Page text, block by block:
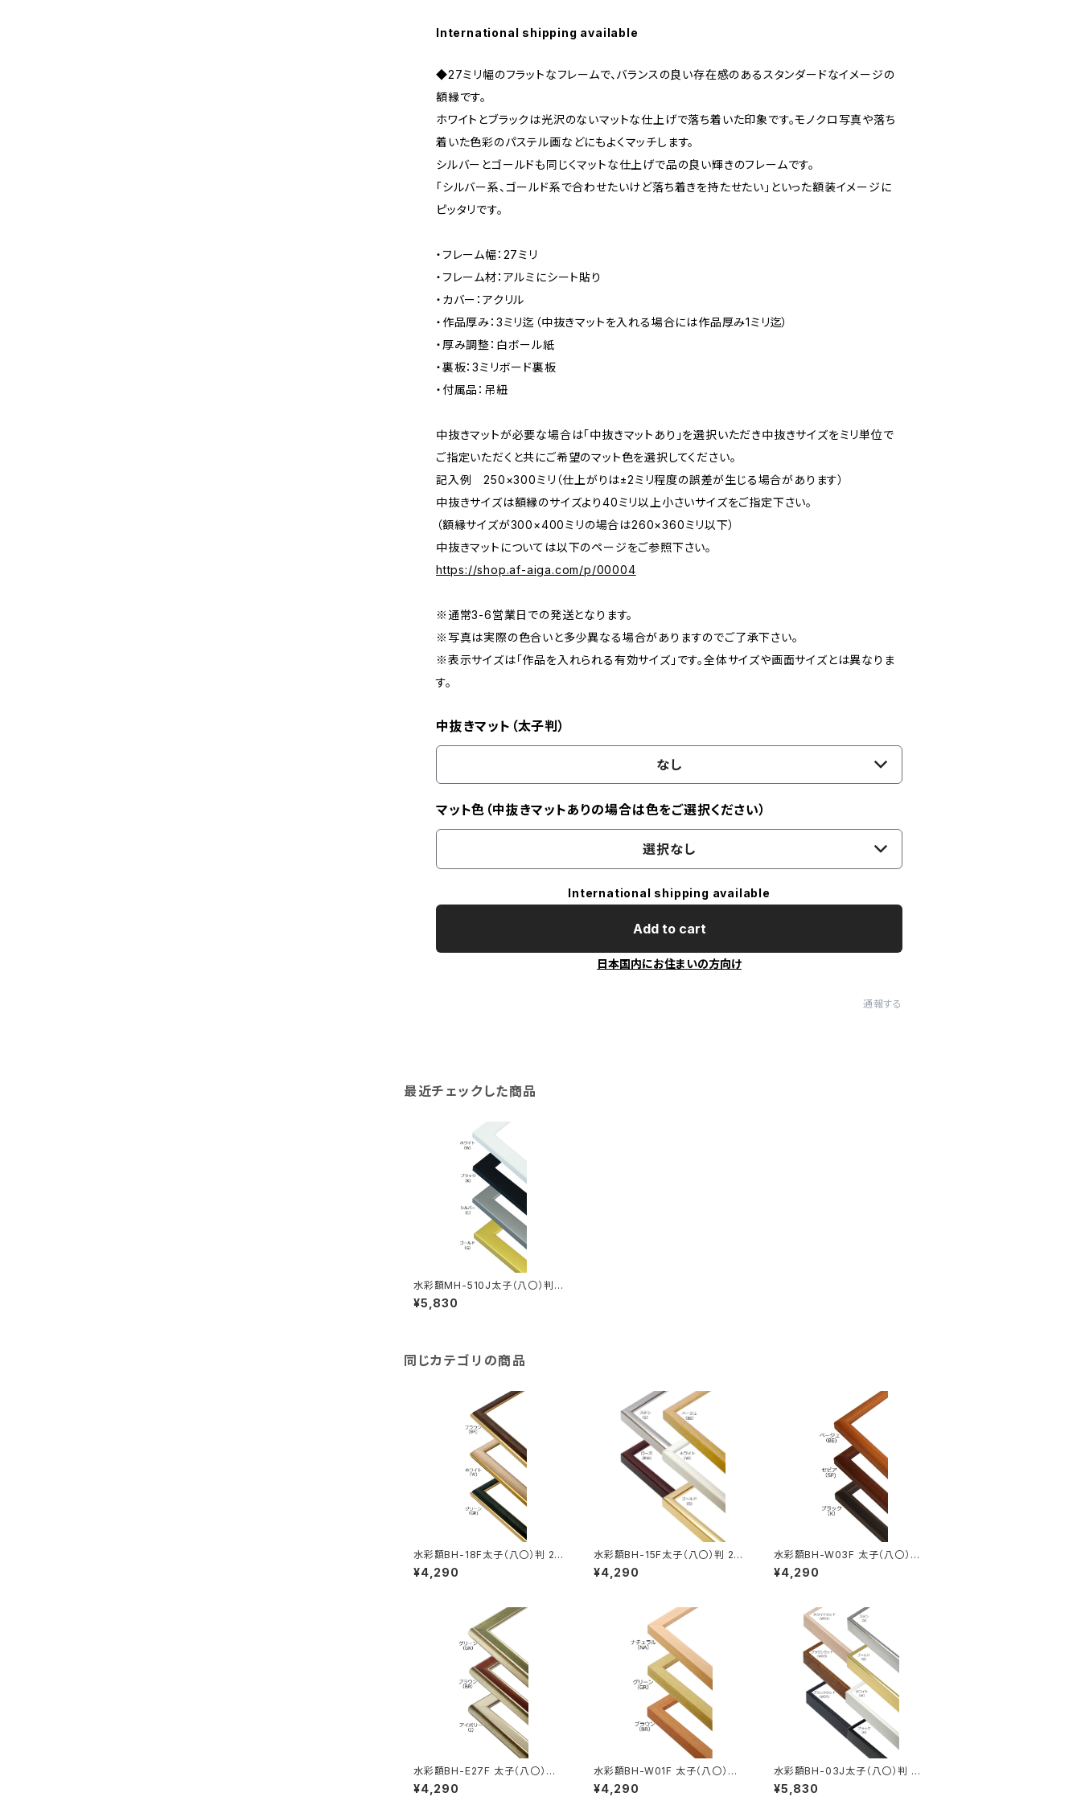
International shipping available
◆27ミリ幅のフラットなフレームで、バランスの良い存在感のあるスタンダードなイメージの
額縁です。
ホワイトとブラックは光沢のないマットな仕上げで落ち着いた印象です。モノクロ写真や落ち
着いた色彩のパステル画などにもよくマッチします。
シルバーとゴールドも同じくマットな仕上げで品の良い輝きのフレームです。
「シルバー系、ゴールド系で合わせたいけど落ち着きを持たせたい」といった額装イメージに
ピッタリです。
・フレーム幅：27ミリ
・フレーム材：アルミにシート貼り
・カバー：アクリル
・作品厚み：3ミリ迄（中抜きマットを入れる場合には作品厚み1ミリ迄）
・厚み調整：白ボール紙
・裏板：3ミリボード裏板
・付属品：吊紐
中抜きマットが必要な場合は「中抜きマットあり」を選択いただき中抜きサイズをミリ単位で
ご指定いただくと共にご希望のマット色を選択してください。
記入例 250×300ミリ（仕上がりは±2ミリ程度の誤差が生じる場合があります）
中抜きサイズは額縁のサイズより40ミリ以上小さいサイズをご指定下さい。
（額縁サイズが300×400ミリの場合は260×360ミリ以下）
中抜きマットについては以下のページをご参照下さい。
https://shop.af-aiga.com/p/00004
※通常3-6営業日での発送となります。
※写真は実際の色合いと多少異なる場合がありますのでご了承下さい。
※表示サイズは「作品を入れられる有効サイズ」です。全体サイズや画面サイズとは異なりま
す。
中抜きマット（太子判）
なし
マット色（中抜きマットありの場合は色をご選択ください）
選択なし
International shipping available
Add to cart
日本国内にお住まいの方向け
通報する
最近チェックした商品
水彩額MH-510J太子（八〇）判 2
87×378ミリ
¥5,830
同じカテゴリの商品
水彩額BH-18F太子（八〇）判 28
7×378ミリ
¥4,290
水彩額BH-15F太子（八〇）判 28
7×378ミリ
¥4,290
水彩額BH-W03F 太子（八〇）判
287×378ミリ
¥4,290
水彩額BH-E27F 太子（八〇）判
287×378ミリ
¥4,290
水彩額BH-W01F 太子（八〇）判
287×378ミリ
¥4,290
水彩額BH-03J太子（八〇）判 28
7×378ミリ
¥5,830